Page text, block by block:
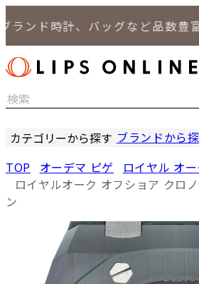
ド時計、バッグなど品数豊富に
カテゴリーから探す
バッグ
小物
ジュエリー
ブランドから
TOP オーデマ ピゲ
ロイヤル オー
ロイヤルオーク オフショア クロ
ン